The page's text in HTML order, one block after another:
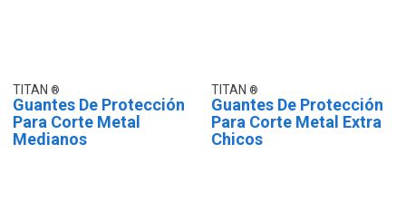
TITAN
Guantes De Protección
Para Corte Metal
Medianos
TITAN
Guantes De Protección
Para Corte Metal Extra
Chicos